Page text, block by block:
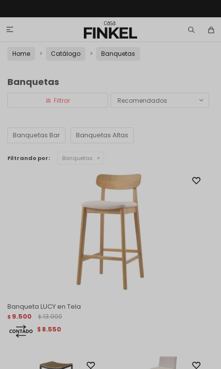

Home Catálogo Banquetas
Banquetas
Recomendados
Banquetas Bar Banquetas Altas
Filtrando por: Banquetas
Banqueta LUCY en Tela
$ 9.500 $ 13.000
$ 8.550